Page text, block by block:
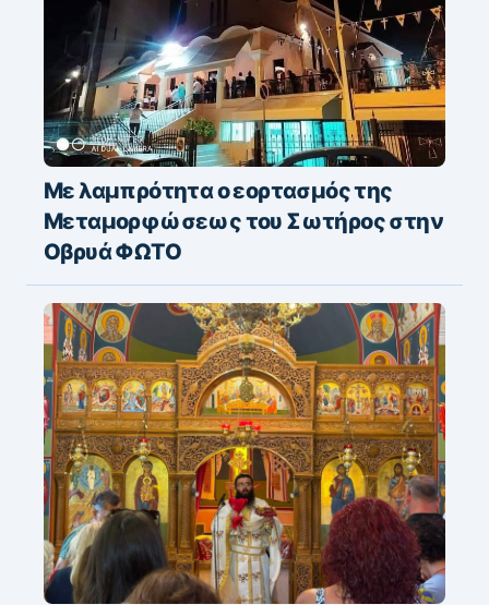
Με λαμπρότητα ο εορτασμός της
Μεταμορφώσεως του Σωτήρος στην
Οβρυά ΦΩΤΟ